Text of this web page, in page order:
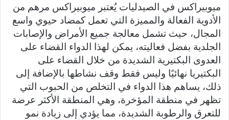
ميوبيراكس في الصيدليات يُعتبر ميوبيراكس مرهم من
الأدوية الفعالة والمميزة التي تعمل كمضاد حيوي واسع
المجال، حيث تشمل معالجة جميع الأمراض والإصابات
الجلدية بفضل فعاليته، يمكن لهذا الدواء القضاء على
العدوى البكتيرية الشديدة من خلال القضاء على
البكتيريا نهائيًا وليس فقط وقف نشاطها بالإضافة إلى
ذلك، يساهم هذا الدواء في التخلص من الحبوب التي
تظهر في منطقة المؤخرة، وهي المنطقة الأكثر عرضة
للتعرق والرطوبة الشديدة، مما يؤدي إلى زيادة نمو